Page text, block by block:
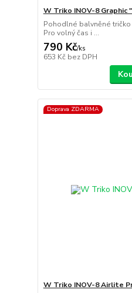
W Triko INOV-8 Graphic
Pohodlné balvněné
Pro volný čas i ...
790 Kč/ks
653 Kč bez DPH
Doprava ZDARMA
W Triko INOV-8 Airlite